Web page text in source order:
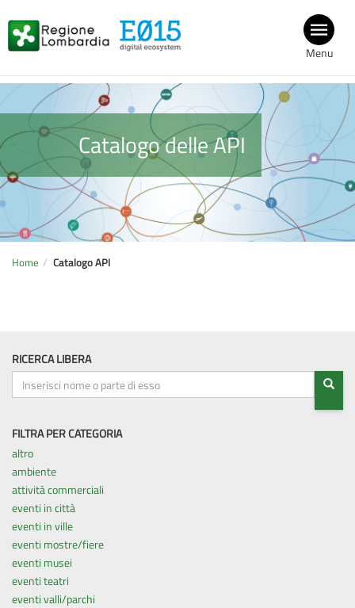
Menu
Catalogo delle API
Home Catalogo API
RICERCA LIBERA
FILTRA PER CATEGORIA
altro
ambiente
attività commerciali
eventi in città
eventi in ville
eventi mostre/fiere
eventi musei
eventi teatri
eventi valli/parchi